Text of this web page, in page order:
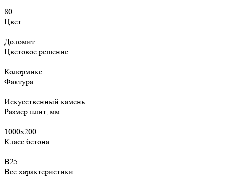
80
Цвет
—
Доломит
Цветовое решение
—
Колормикс
Фактура
—
Искусственный камень
Размер плит, мм
—
1000х200
Класс бетона
—
В25
Все характеристики